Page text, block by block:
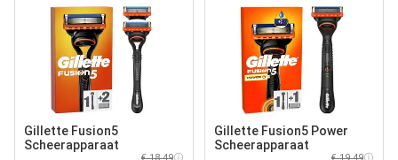
Gillette Fusion5
Scheerapparaat
€ 18,49
Gillette Fusion5 Power
Scheerapparaat
€ 19,49